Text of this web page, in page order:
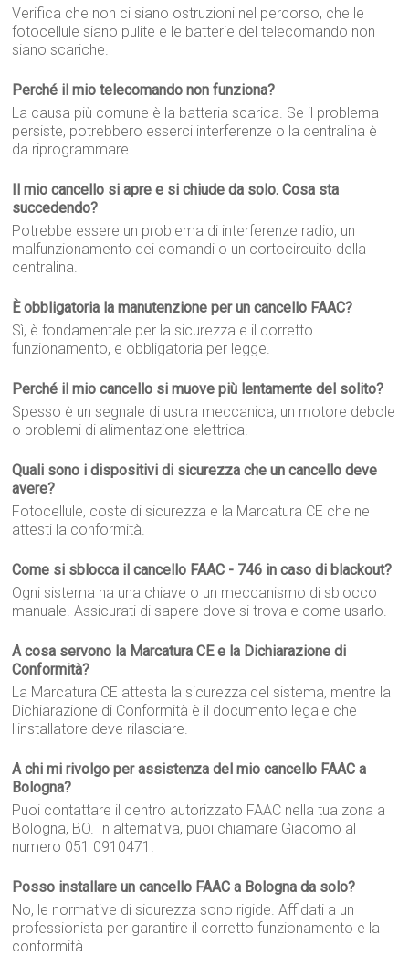
Verifica che non ci siano ostruzioni nel percorso, che le
fotocellule siano pulite e le batterie del telecomando non
siano scariche.
Perché il mio telecomando non funziona?
La causa più comune è la batteria scarica. Se il problema
persiste, potrebbero esserci interferenze o la centralina è
da riprogrammare.
Il mio cancello si apre e si chiude da solo. Cosa sta
succedendo?
Potrebbe essere un problema di interferenze radio, un
malfunzionamento dei comandi o un cortocircuito della
centralina.
È obbligatoria la manutenzione per un cancello FAAC?
Sì, è fondamentale per la sicurezza e il corretto
funzionamento, e obbligatoria per legge.
Perché il mio cancello si muove più lentamente del solito?
Spesso è un segnale di usura meccanica, un motore debole
o problemi di alimentazione elettrica.
Quali sono i dispositivi di sicurezza che un cancello deve
avere?
Fotocellule, coste di sicurezza e la Marcatura CE che ne
attesti la conformità.
Come si sblocca il cancello FAAC - 746 in caso di blackout?
Ogni sistema ha una chiave o un meccanismo di sblocco
manuale. Assicurati di sapere dove si trova e come usarlo.
A cosa servono la Marcatura CE e la Dichiarazione di
Conformità?
La Marcatura CE attesta la sicurezza del sistema, mentre la
Dichiarazione di Conformità è il documento legale che
l'installatore deve rilasciare.
A chi mi rivolgo per assistenza del mio cancello FAAC a
Bologna?
Puoi contattare il centro autorizzato FAAC nella tua zona a
Bologna, BO. In alternativa, puoi chiamare Giacomo al
numero 051 0910471.
Posso installare un cancello FAAC a Bologna da solo?
No, le normative di sicurezza sono rigide. Affidati a un
professionista per garantire il corretto funzionamento e la
conformità.